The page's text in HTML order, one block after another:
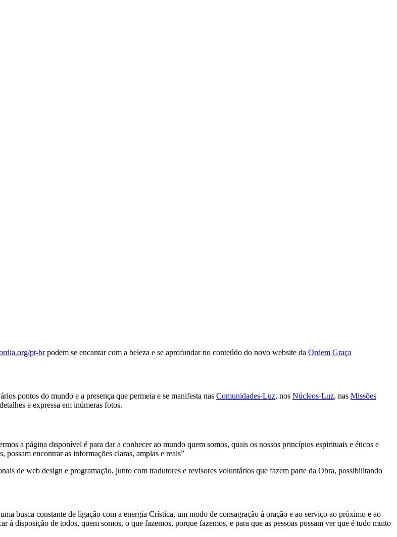
pt-brpodem se encantar com a beleza e se aprofundar no conteúdo do novo website da Ordem Graça
pontos do mundo e a presença que permeia e se manifesta nas Comunidades-Luz, nos Núcleos-Luz, nas Missões
e expressa em inúmeras fotos.
a página disponível é para dar a conhecer ao mundo quem somos, quais os nossos princípios espirituais e éticos e
possam encontrar as informações claras, amplas e reais”
de web design e programação, junto com tradutores e revisores voluntários que fazem parte da Obra, possibilitando
busca constante de ligação com a energia Crística, um modo de consagração à oração e ao serviço ao próximo e ao
à disposição de todos, quem somos, o que fazemos, porque fazemos, e para que as pessoas possam ver que é tudo muito